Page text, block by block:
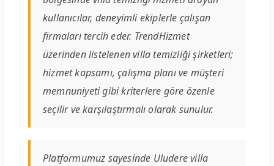
kullanıcılar, deneyimli ekiplerle çalışan
firmaları tercih eder. TrendHizmet
üzerinden listelenen villa temizliği şirketleri;
hizmet kapsamı, çalışma planı ve müşteri
memnuniyeti gibi kriterlere göre özenle
seçilir ve karşılaştırmalı olarak sunulur.
Platformumuz sayesinde Uludere villa